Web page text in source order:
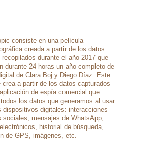
consiste en una película
creada a partir de los datos
durante el año 2017 que
durante 24 horas un año completo de
de Clara Boj y Diego Díaz. Este
crea a partir de los datos capturados
de espía comercial que
los datos que generamos al usar
dispositivos digitales: interacciones
sociales, mensajes de WhatsApp,
historial de búsqueda,
de GPS, imágenes, etc.